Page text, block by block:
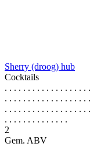
Sherry (droog) hub
Cocktails
. . . . . . . . . . . . . . . . . .
. . . . . . . . . . . . . . . . . .
. . . . . . . . . . . . . . . . . .
. . . . . . . . . . . . . .
2
Gem. ABV